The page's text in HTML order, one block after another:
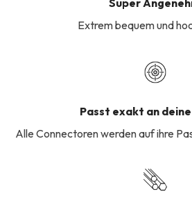
Extrem bequem und
Passt exakt an
Alle Connectoren werden auf ihre